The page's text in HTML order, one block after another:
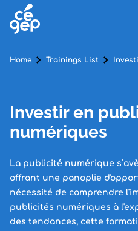
Investir en
numériques
La publicité numérique
offrant une panoplie
nécessité de comprendre
publicités numériques à
des tendances, cette
Home Trainings List